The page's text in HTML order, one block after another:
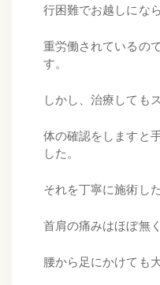
行困難でお越しにな
重労働されているの
す。
しかし、治療しても
体の確認をしますと
した。
それを丁寧に施術し
首肩の痛みはほぼ無
腰から足にかけても